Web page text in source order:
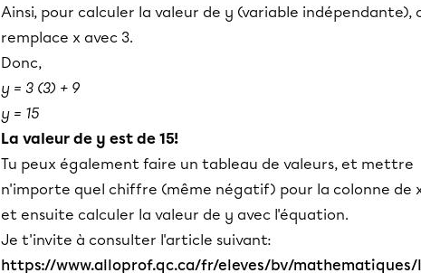
Ainsi, pour calculer la valeur de y (variable indépendante),
remplace x avec 3.
Donc,
y = 3 (3) + 9
y = 15
La valeur de y est de 15!
Tu peux également faire un tableau de valeurs, et mettre
n'importe quel chiffre (même négatif) pour la colonne de
et ensuite calculer la valeur de y avec l'équation.
Je t'invite à consulter l'article suivant:
https://www.alloprof.qc.ca/fr/eleves/bv/mathematiques/